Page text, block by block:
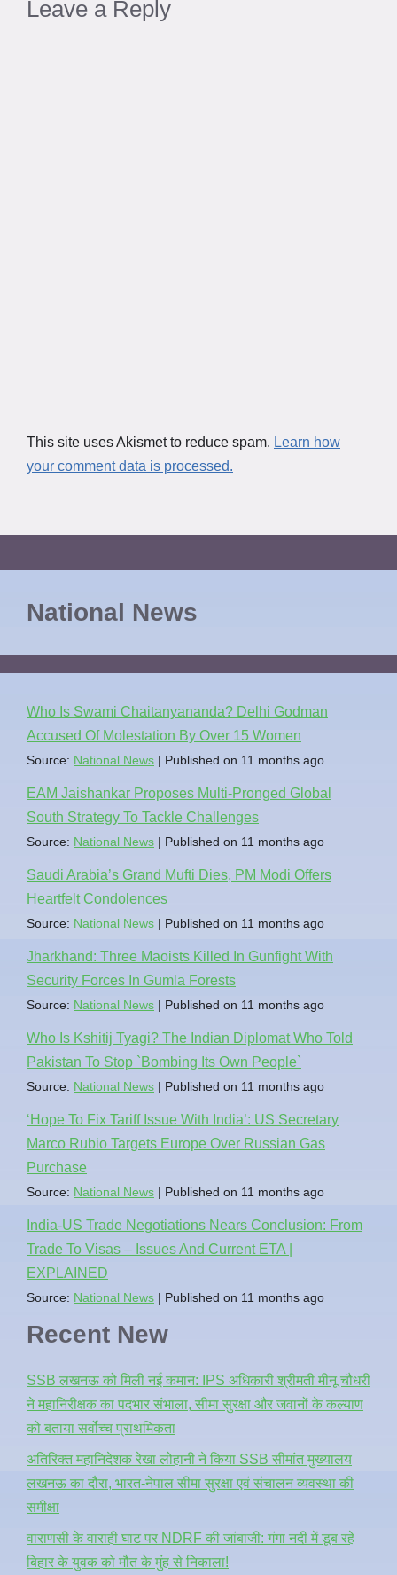
Leave a Reply
This site uses Akismet to reduce spam. Learn how
your comment data is processed.
National News
Who Is Swami Chaitanyananda? Delhi Godman
Accused Of Molestation By Over 15 Women
Source: National News Published on 11 months ago
EAM Jaishankar Proposes Multi-Pronged Global
South Strategy To Tackle Challenges
Source: National News Published on 11 months ago
Saudi Arabia’s Grand Mufti Dies, PM Modi Offers
Heartfelt Condolences
Source: National News Published on 11 months ago
Jharkhand: Three Maoists Killed In Gunfight With
Security Forces In Gumla Forests
Source: National News Published on 11 months ago
Who Is Kshitij Tyagi? The Indian Diplomat Who Told
Pakistan To Stop `Bombing Its Own People`
Source: National News Published on 11 months ago
‘Hope To Fix Tariff Issue With India’: US Secretary
Marco Rubio Targets Europe Over Russian Gas
Purchase
Source: National News Published on 11 months ago
India-US Trade Negotiations Nears Conclusion: From
Trade To Visas – Issues And Current ETA |
EXPLAINED
Source: National News Published on 11 months ago
Recent New
SSB लखनऊ को मिली नई कमान: IPS अधिकारी श्रीमती मीनू चौधरी
ने महानिरीक्षक का पदभार संभाला, सीमा सुरक्षा और जवानों के कल्याण
को बताया सर्वोच्च प्राथमिकता
अतिरिक्त महानिदेशक रेखा लोहानी ने किया SSB सीमांत मुख्यालय
लखनऊ का दौरा, भारत-नेपाल सीमा सुरक्षा एवं संचालन व्यवस्था की
समीक्षा
वाराणसी के वाराही घाट पर NDRF की जांबाजी: गंगा नदी में डूब रहे
बिहार के युवक को मौत के मुंह से निकाला!